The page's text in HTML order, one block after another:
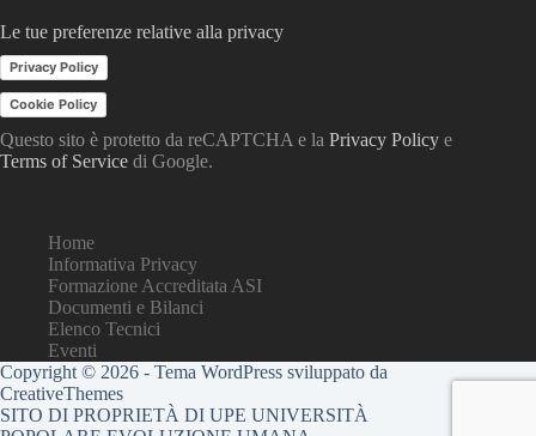
Le tue preferenze relative alla privacy
Privacy Policy
Cookie Policy
Questo sito è protetto da reCAPTCHA e la Privacy Policy e
Terms of Service di Google.
Home
Informativa Privacy
Formazione Accreditata ASI
Documenti e Bilanci
Elenco Tecnici
Eventi
Copyright © 2026 - Tema WordPress sviluppato da
CreativeThemes
SITO DI PROPRIETÀ DI UPE UNIVERSITÀ